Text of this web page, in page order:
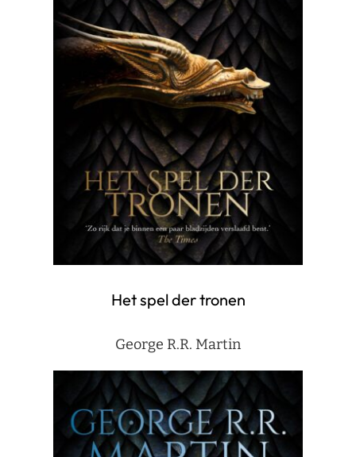
Het spel der tronen
George R.R. Martin